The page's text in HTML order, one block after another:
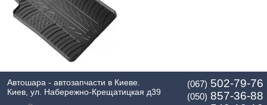
Автошара - автозапчасти в Киеве.
Киев, ул. Набережно-Крещатицкая д39
(067) 502-79-76
(050) 857-36-88